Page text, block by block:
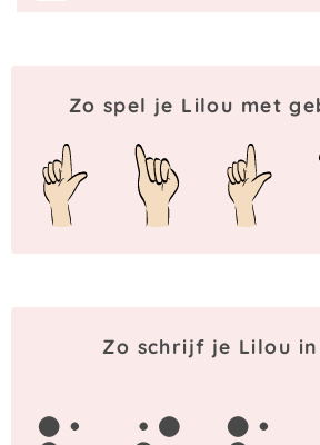
Zo spel je Lilou met
Zo schrijf je Lilou